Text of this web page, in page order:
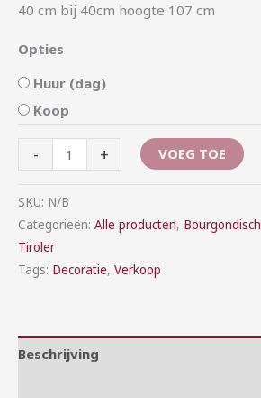
40 cm bij 40cm hoogte 107 cm
Opties
Huur (dag)
Koop
- + VOEG TOE
SKU: N/B
Categorieën: Alle producten, Bourgondisch
Tiroler
Tags: Decoratie, Verkoop
Beschrijving